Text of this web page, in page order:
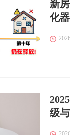
新
化
级